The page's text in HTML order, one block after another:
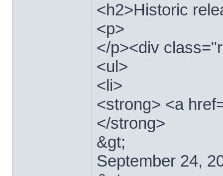
<h2>Historic
<p>
</p><div
<ul>
<li>
<strong> <a
</strong>
&gt;
September 24,